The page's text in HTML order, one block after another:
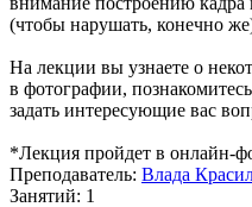
(чтобы нарушать, конечно
На лекции вы узнаете о
в фотографии,
задать интересующие вас
*Лекция пройдет в онлайн-
Преподаватель: Влада
Занятий: 1